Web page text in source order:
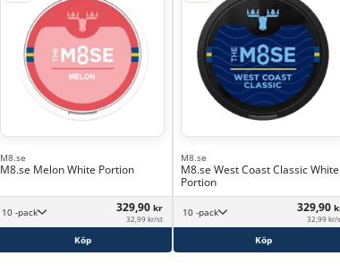
M8.se
M8.se Melon White Portion
10 -pack 329,90 kr
32,99 kr/st
Köp
M8.se
M8.se West Coast Classic White
Portion
10 -pack 329,90
32,99 kr/
Köp